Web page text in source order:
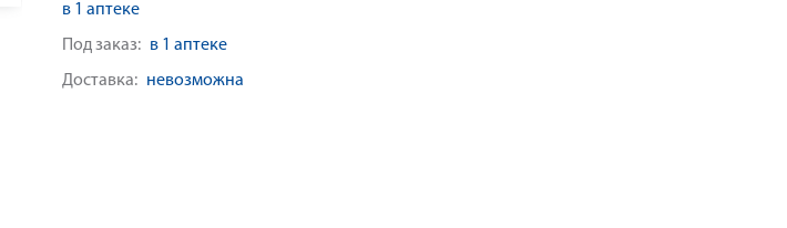
в 1 аптеке
Под заказ: в 1 аптеке
Доставка: невозможна